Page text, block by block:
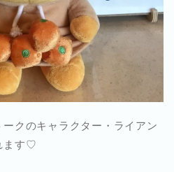
クのキャラクター・ライアン
ます♡